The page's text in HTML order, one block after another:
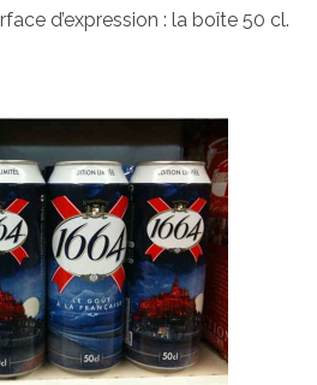
d’expression : la boîte 50 cl.